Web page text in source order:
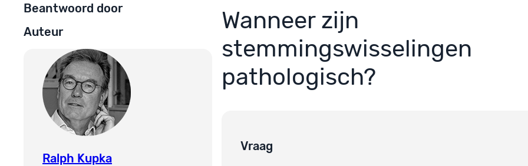
Beantwoord door
Auteur
Ralph Kupka
Wanneer zijn
stemmingswisselingen
pathologisch?
Vraag